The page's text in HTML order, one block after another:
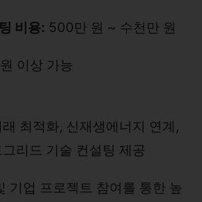
비용: 500만 원 ~ 수천만 원
이상 가능
래 최적화, 신재생에너지 연계,
리드 기술 컨설팅 제공
기업 프로젝트 참여를 통한 높